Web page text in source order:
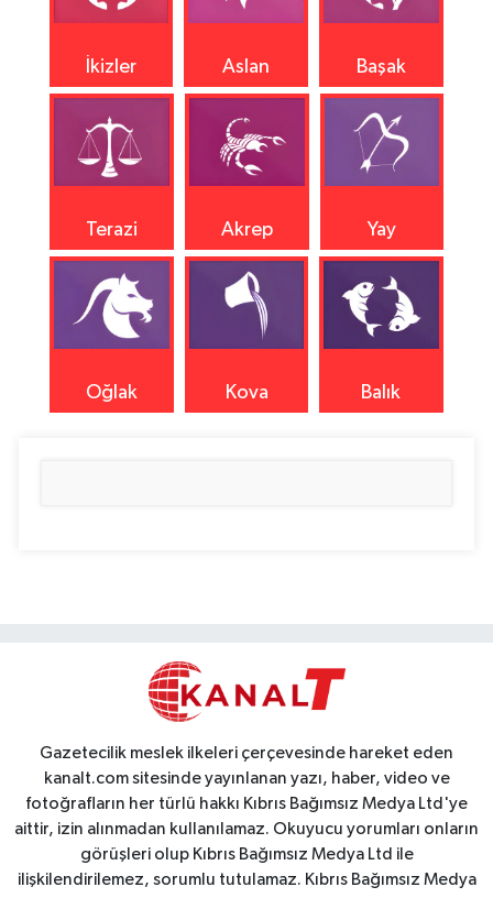
İkizler Aslan Başak
Terazi Akrep Yay
Oğlak Kova Balık
Gazetecilik meslek ilkeleri çerçevesinde hareket eden
kanalt.com sitesinde yayınlanan yazı, haber, video ve
fotoğrafların her türlü hakkı Kıbrıs Bağımsız Medya Ltd'ye
aittir, izin alınmadan kullanılamaz. Okuyucu yorumları onların
görüşleri olup Kıbrıs Bağımsız Medya Ltd ile
ilişkilendirilemez, sorumlu tutulamaz. Kıbrıs Bağımsız Medya